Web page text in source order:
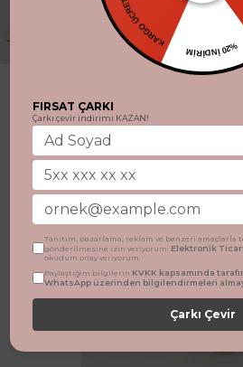
%20 İNDİRİM
FIRSAT ÇARKI
Çarkı çevir indirimi KAZAN!
Tanıtım, pazarlama, reklam ve benzeri
gönderilmesine izin veriyorum. Elektronik
okudum onay veriyorum.
Paylaştığım bilgilerin KVKK kapsamında
WhatsApp üzerinden bilgilendirmeleri
Çarkı Çevir